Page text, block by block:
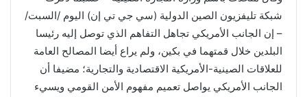
شبكة تليفزيون الصين الدولية (سي جي تي إن) اليوم /السبت/
– إن الجانب الأمريكي تجاهل التفاهم الذي توصل إليه رئيسا
البلدين خلال قمتهما في بكين، ولم يراع أيضا المصالح العامة
للعلاقات الصينية-الأمريكية الاقتصادية والتجارية؛ مضيفا أن
الجانب الأمريكي يواصل تعميم مفهوم الأمن القومي ويسيء